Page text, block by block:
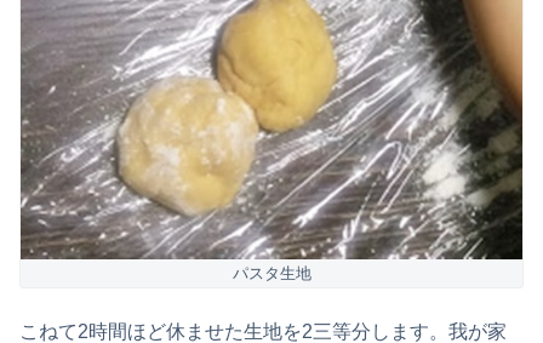
パスタ生地
こねて2時間ほど休ませた生地を2三等分します。我が家